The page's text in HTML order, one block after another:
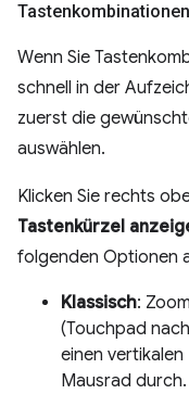
Wenn Sie
schnell in der
zuerst die
auswählen.
Klicken Sie rechts
Tastenkürzel
folgenden Optionen
Klassisch:
(Touchpad
einen
Mausrad durch.